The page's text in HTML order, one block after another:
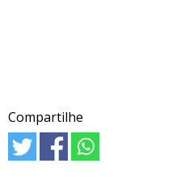
Compartilhe